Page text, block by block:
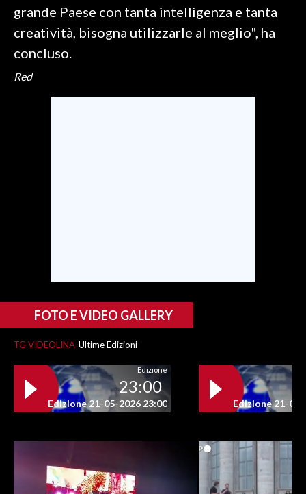
grande Paese con tanta intelligenza e tanta
creatività, bisogna utilizzarle al meglio", ha
concluso.
Red
FOTO E VIDEO GALLERY
TG VIDEOLINA Ultime Edizioni
Edizione
23:00
Edizione 21-05-2026 23:00 Edizione 21-05-